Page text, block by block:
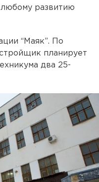
развитию
“Маяк”. По
планирует
два 25-